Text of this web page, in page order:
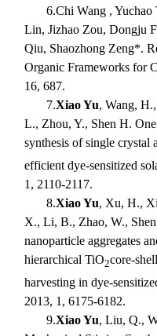
6.Chi Wang ,
Lin, Jizhao Zou, Dongju
Qiu, Shaozhong Zeng*.
Organic Frameworks for
16, 687.
7.Xiao Yu, Wang,
L., Zhou, Y., Shen H.
synthesis of single crystal
efficient dye-sensitized
1, 2110-2117.
8.Xiao Yu, Xu, H.,
X., Li, B., Zhao, W.,
nanoparticle aggregates
hierarchical TiO2core-
harvesting in dye-
2013, 1, 6175-6182.
9.Xiao Yu, Liu, Q.,